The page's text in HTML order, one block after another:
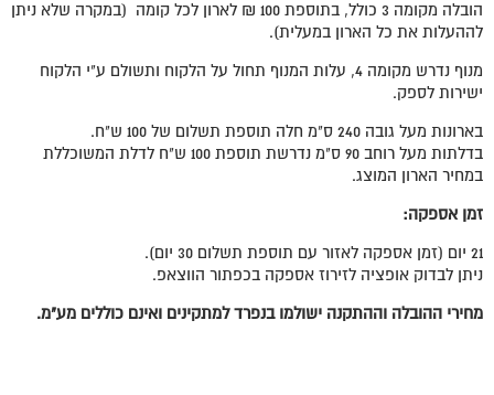
הובלה מקומה 3 כולל, בתוספת 100 ₪ לארון לכל קומה (במקרה שלא ניתן
לההעלות את כל הארון במעלית).
מנוף נדרש מקומה 4, עלות המנוף תחול על הלקוח ותשולם ע"י הלקוח
ישירות לספק.
בארונות מעל גובה 240 ס"מ חלה תוספת תשלום של 100 ש"ח.
בדלתות מעל רוחב 90 ס"מ נדרשת תוספת 100 ש"ח לדלת המשוכללת
במחיר הארון המוצג.
זמן אספקה:
21 יום (זמן אספקה לאזור עם תוספת תשלום 30 יום).
ניתן לבדוק אופציה לזירוז אספקה בכפתור הווצאפ.
מחירי ההובלה וההתקנה ישולמו בנפרד למתקינים ואינם כוללים מע"מ.